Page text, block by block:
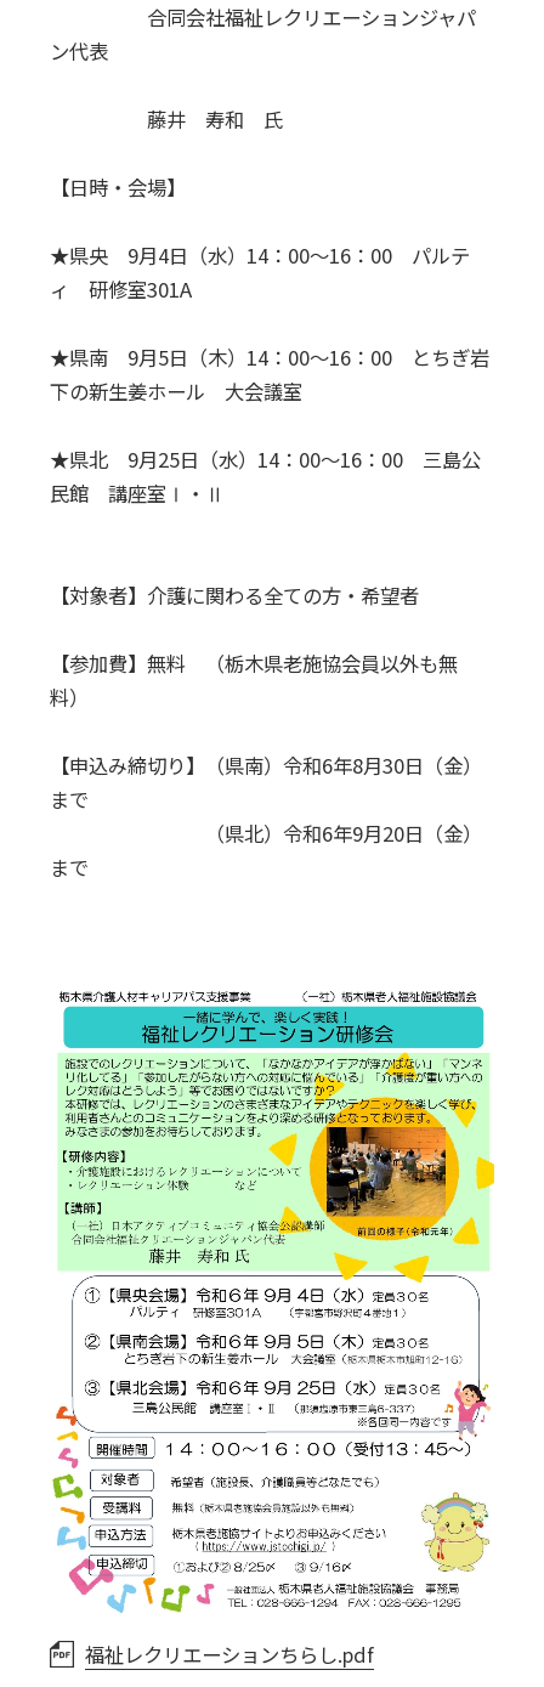
合同会社福祉レクリエーションジャパ
ン代表
藤井 寿和 氏
【日時・会場】
★県央 9月4日（水）14：00～16：00 パルテ
ィ 研修室301A
★県南 9月5日（木）14：00～16：00 とちぎ岩
下の新生姜ホール 大会議室
★県北 9月25日（水）14：00～16：00 三島公
民館 講座室Ⅰ・Ⅱ
【対象者】介護に関わる全ての方・希望者
【参加費】無料 （栃木県老施協会員以外も無
料）
【申込み締切り】（県南）令和6年8月30日（金）
まで
（県北）令和6年9月20日（金）
まで
福祉レクリエーションちらし.pdf